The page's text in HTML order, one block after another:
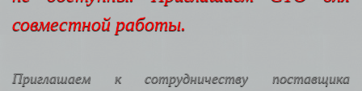
совместной работы.
Приглашаем к сотрудничеству поставщика